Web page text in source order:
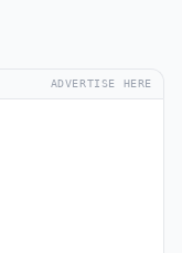
ADVERTISE HERE